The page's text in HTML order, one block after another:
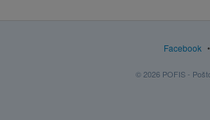
Facebook
© 2026 POFIS -